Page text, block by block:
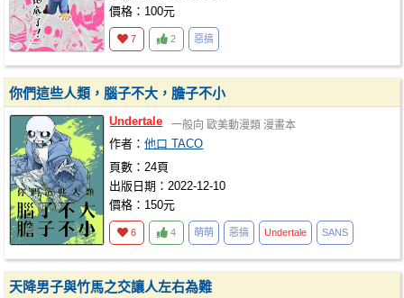
價格：100元
7 2 惡搞
你們這些人類，腦子不大，膽子不小
Undertale 一般向 歐美動漫類 漫畫本
作者：他口 TACO
頁數：24頁
出版日期：2022-12-10
價格：150元
6 4 萌萌 惡搞 Undertale SANS
天降男子與竹馬之交讓人左右為難